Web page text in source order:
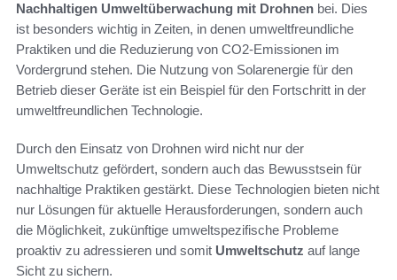
Nachhaltigen Umweltüberwachung mit Drohnen bei. Dies
ist besonders wichtig in Zeiten, in denen umweltfreundliche
Praktiken und die Reduzierung von CO2-Emissionen im
Vordergrund stehen. Die Nutzung von Solarenergie für den
Betrieb dieser Geräte ist ein Beispiel für den Fortschritt in der
umweltfreundlichen Technologie.
Durch den Einsatz von Drohnen wird nicht nur der
Umweltschutz gefördert, sondern auch das Bewusstsein für
nachhaltige Praktiken gestärkt. Diese Technologien bieten nicht
nur Lösungen für aktuelle Herausforderungen, sondern auch
die Möglichkeit, zukünftige umweltspezifische Probleme
proaktiv zu adressieren und somit Umweltschutz auf lange
Sicht zu sichern.